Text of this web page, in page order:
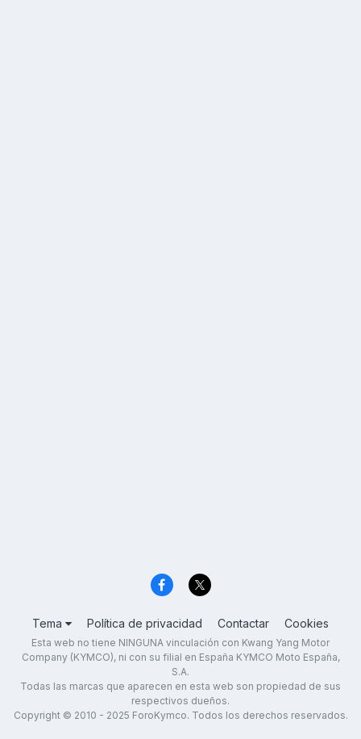
Tema Política de privacidad Contactar Cookies
Esta web no tiene NINGUNA vinculación con Kwang Yang Motor
Company (KYMCO), ni con su filial en España KYMCO Moto España,
S.A.
Todas las marcas que aparecen en esta web son propiedad de sus
respectivos dueños.
Copyright © 2010 - 2025 ForoKymco. Todos los derechos reservados.